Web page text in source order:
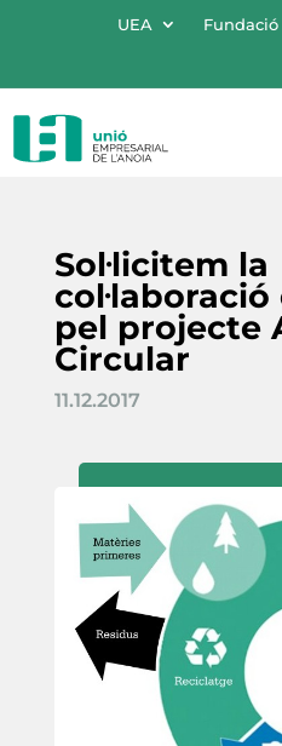
UEA Fundació
Sol·licitem la
pel projecte
Circular
11.12.2017